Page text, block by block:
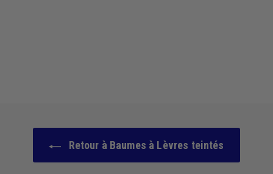
Retour à Baumes à Lèvres teintés